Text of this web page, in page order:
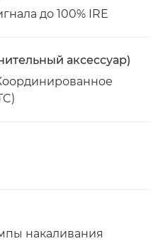
до 100% IRE
аксессуар)
накаливания